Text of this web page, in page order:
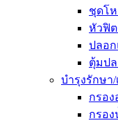
ชุดโ
หัวฟิต
ปลอ
ตุ้มป
บำรุงรักษา
กรอง
กรอง